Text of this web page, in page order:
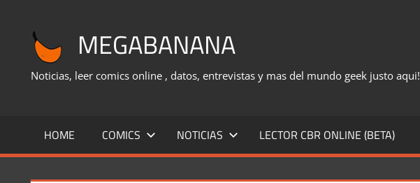
contenido
MEGABANANA
Noticias, leer comics online , datos, entrevistas y mas del mundo geek justo aqui!
HOME COMICS NOTICIAS LECTOR CBR ONLINE (BETA)